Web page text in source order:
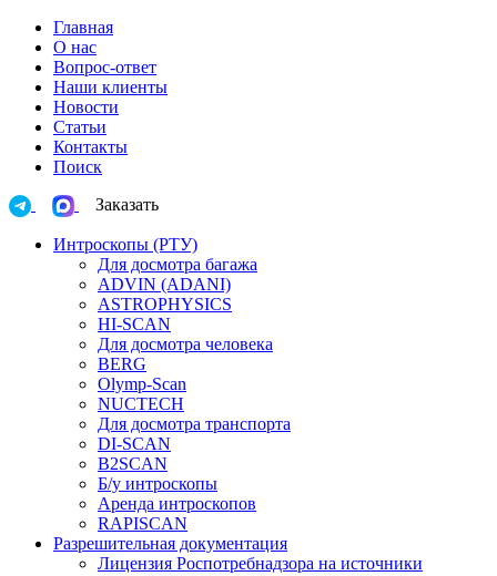
Главная
О нас
Вопрос-ответ
Наши клиенты
Новости
Статьи
Контакты
Поиск
Заказать
Интроскопы (РТУ)
Для досмотра багажа
ADVIN (ADANI)
ASTROPHYSICS
HI-SCAN
Для досмотра человека
BERG
Olymp-Scan
NUCTECH
Для досмотра транспорта
DI-SCAN
B2SCAN
Б/у интроскопы
Аренда интроскопов
RAPISCAN
Разрешительная документация
Лицензия Роспотребнадзора на источники